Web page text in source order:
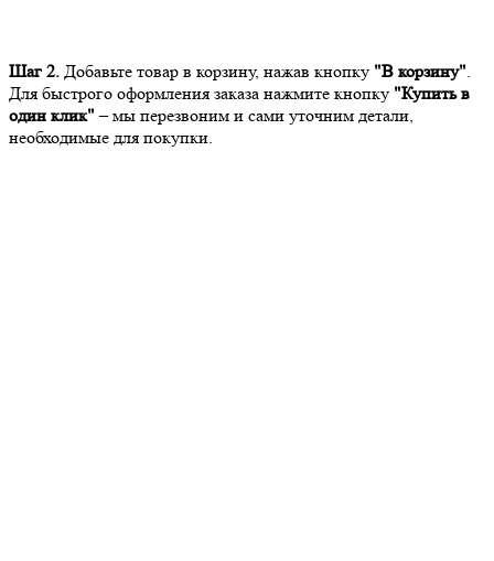
Шаг 2. Добавьте товар в корзину, нажав кнопку "В корзину".
Для быстрого оформления заказа нажмите кнопку "Купить в
один клик" – мы перезвоним и сами уточним детали,
необходимые для покупки.